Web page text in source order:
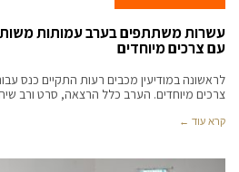
עשרות משתתפים בערב עמותות
עם צרכים מיוחדים
לראשונה במודיעין מכבים רעות התקיים כנס
צרכים מיוחדים. הערב כלל הרצאה, סרט ורב
קרא עוד ←